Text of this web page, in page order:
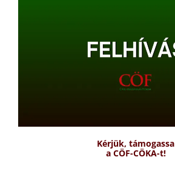
Kérjük, támogassa
a CÖF-CÖKA-t!